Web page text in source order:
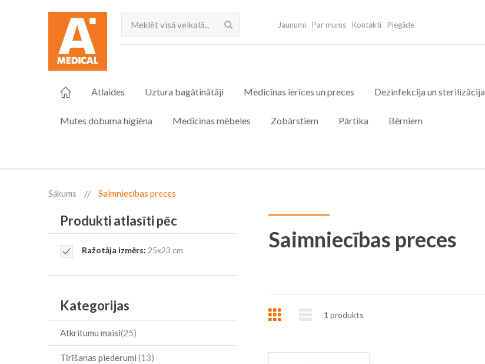
Meklēt
Jaunumi Par mums Kontakti Piegāde
Atlaides Uztura bagātinātāji Medicīnas ierīces un preces Dezinfekcija un sterilizācija
Mutes dobuma higiēna Medicīnas mēbeles Zobārstiem Pārtika Bērniem
Sākums Saimniecības preces
Saimniecības preces
Režģis Saraksts
1 produkts
Produkti atlasīti pēc
Ražotāja izmērs 25x23 cm
Remove
Item
Kategorijas
Atkritumu maisi 25
Tīrīšanas piederumi 13